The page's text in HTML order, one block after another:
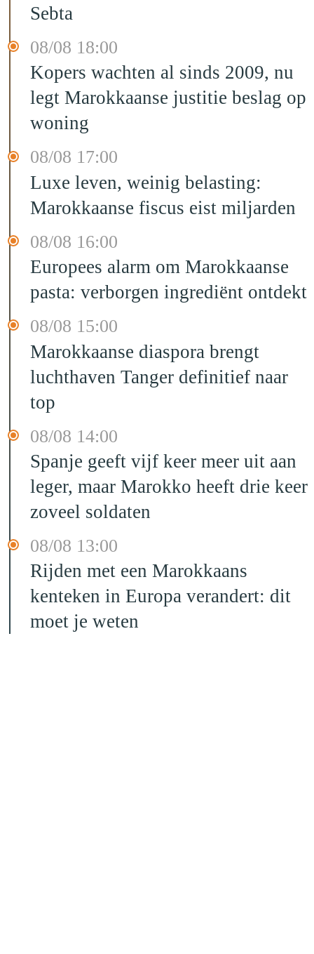
Sebta
08/08 18:00
Kopers wachten al sinds 2009, nu
legt Marokkaanse justitie beslag op
woning
08/08 17:00
Luxe leven, weinig belasting:
Marokkaanse fiscus eist miljarden
08/08 16:00
Europees alarm om Marokkaanse
pasta: verborgen ingrediënt ontdekt
08/08 15:00
Marokkaanse diaspora brengt
luchthaven Tanger definitief naar
top
08/08 14:00
Spanje geeft vijf keer meer uit aan
leger, maar Marokko heeft drie keer
zoveel soldaten
08/08 13:00
Rijden met een Marokkaans
kenteken in Europa verandert: dit
moet je weten